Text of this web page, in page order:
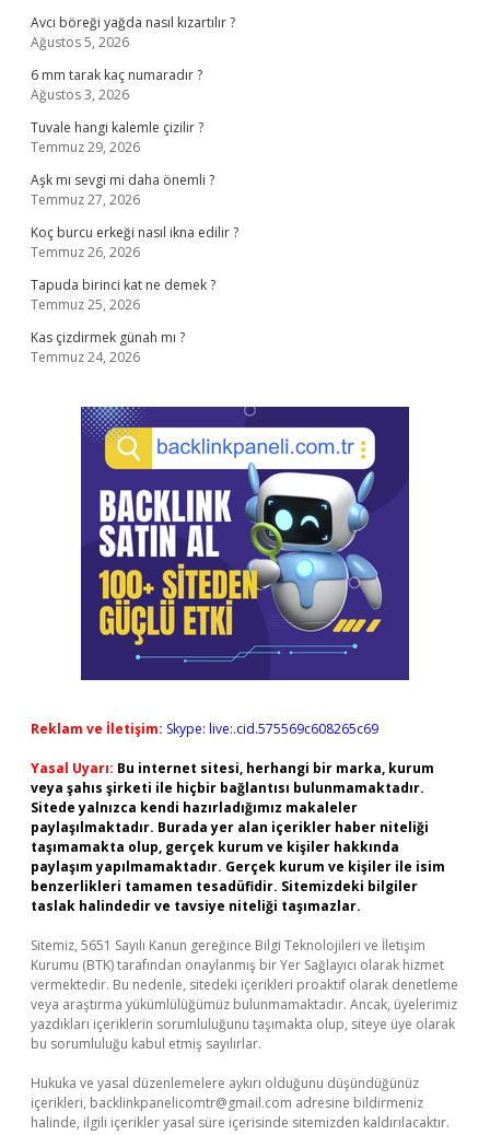
Avcı böreği yağda nasıl kızartılır ?
Ağustos 5, 2026
6 mm tarak kaç numaradır ?
Ağustos 3, 2026
Tuvale hangi kalemle çizilir ?
Temmuz 29, 2026
Aşk mı sevgi mi daha önemli ?
Temmuz 27, 2026
Koç burcu erkeği nasıl ikna edilir ?
Temmuz 26, 2026
Tapuda birinci kat ne demek ?
Temmuz 25, 2026
Kas çizdirmek günah mı ?
Temmuz 24, 2026
Reklam ve İletişim: Skype: live:.cid.575569c608265c69
Yasal Uyarı: Bu internet sitesi, herhangi bir marka, kurum
veya şahıs şirketi ile hiçbir bağlantısı bulunmamaktadır.
Sitede yalnızca kendi hazırladığımız makaleler
paylaşılmaktadır. Burada yer alan içerikler haber niteliği
taşımamakta olup, gerçek kurum ve kişiler hakkında
paylaşım yapılmamaktadır. Gerçek kurum ve kişiler ile isim
benzerlikleri tamamen tesadüfidir. Sitemizdeki bilgiler
taslak halindedir ve tavsiye niteliği taşımazlar.
Sitemiz, 5651 Sayılı Kanun gereğince Bilgi Teknolojileri ve İletişim
Kurumu (BTK) tarafından onaylanmış bir Yer Sağlayıcı olarak hizmet
vermektedir. Bu nedenle, sitedeki içerikleri proaktif olarak denetleme
veya araştırma yükümlülüğümüz bulunmamaktadır. Ancak, üyelerimiz
yazdıkları içeriklerin sorumluluğunu taşımakta olup, siteye üye olarak
bu sorumluluğu kabul etmiş sayılırlar.
Hukuka ve yasal düzenlemelere aykırı olduğunu düşündüğünüz
içerikleri, backlinkpanelicomtr@gmail.com adresine bildirmeniz
halinde, ilgili içerikler yasal süre içerisinde sitemizden kaldırılacaktır.